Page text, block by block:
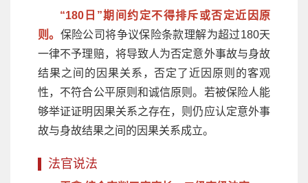
“180日”期间约定不得排斥或否定近因原
则。 保险公司将争议保险条款理解为超过180天
一律不予理赔，将导致人为否定意外事故与身故
结果之间的因果关系，否定了近因原则的客观
性，不符合公平原则和诚信原则。若被保险人能
够举证证明因果关系之存在，则仍应认定意外事
故与身故结果之间的因果关系成立。
法官说法